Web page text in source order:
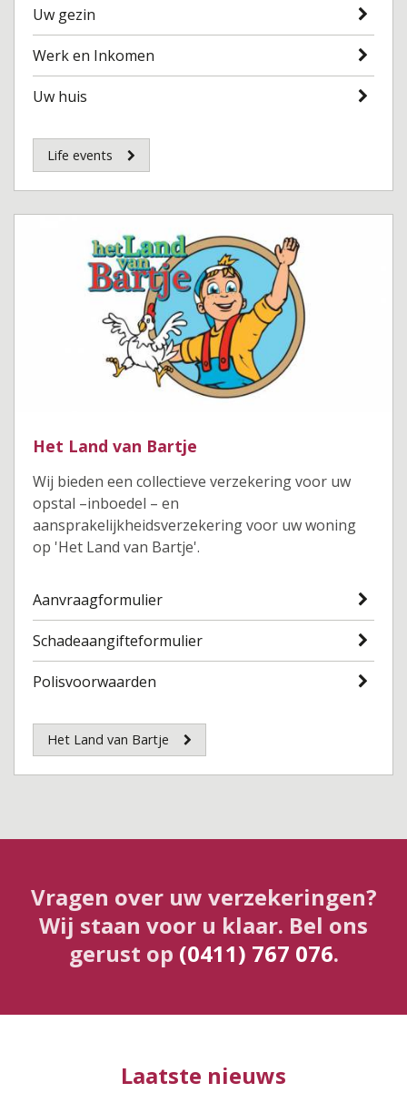
Uw gezin
Werk en Inkomen
Uw huis
Life events
Het Land van Bartje
Wij bieden een collectieve verzekering voor uw
opstal –inboedel – en
aansprakelijkheidsverzekering voor uw woning
op 'Het Land van Bartje'.
Aanvraagformulier
Schadeaangifteformulier
Polisvoorwaarden
Het Land van Bartje
Vragen over uw verzekeringen?
Wij staan voor u klaar. Bel ons
gerust op (0411) 767 076.
Laatste nieuws